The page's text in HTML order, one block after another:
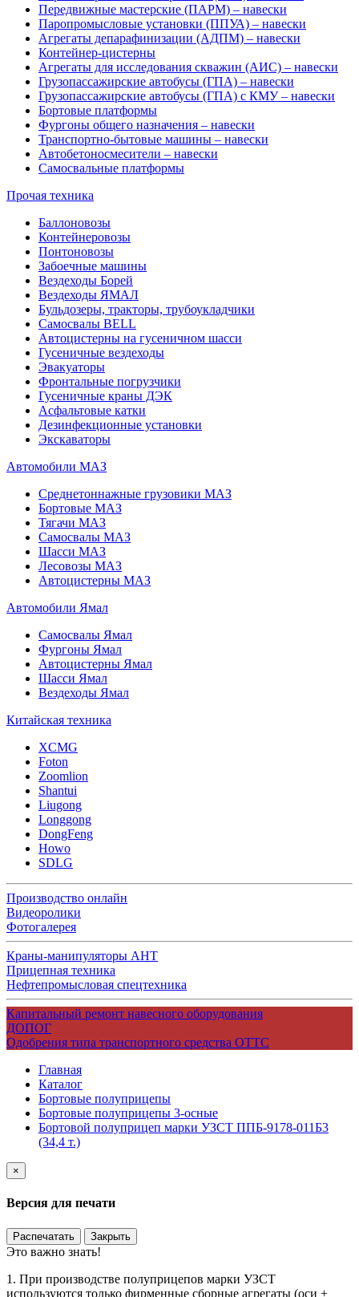
Передвижные мастерские (ПАРМ) – навески
Паропромысловые установки (ППУА) – навески
Агрегаты депарафинизации (АДПМ) – навески
Контейнер-цистерны
Агрегаты для исследования скважин (АИС) – навески
Грузопассажирские автобусы (ГПА) – навески
Грузопассажирские автобусы (ГПА) с КМУ – навески
Бортовые платформы
Фургоны общего назначения – навески
Транспортно-бытовые машины – навески
Автобетоносмесители – навески
Самосвальные платформы
Прочая техника
Баллоновозы
Контейнеровозы
Понтоновозы
Забоечные машины
Вездеходы Борей
Вездеходы ЯМАЛ
Бульдозеры, тракторы, трубоукладчики
Самосвалы BELL
Автоцистерны на гусеничном шасси
Гусеничные вездеходы
Эвакуаторы
Фронтальные погрузчики
Гусеничные краны ДЭК
Асфальтовые катки
Дезинфекционные установки
Экскаваторы
Автомобили МАЗ
Среднетоннажные грузовики МАЗ
Бортовые МАЗ
Тягачи МАЗ
Самосвалы МАЗ
Шасси МАЗ
Лесовозы МАЗ
Автоцистерны МАЗ
Автомобили Ямал
Самосвалы Ямал
Фургоны Ямал
Автоцистерны Ямал
Шасси Ямал
Вездеходы Ямал
Китайская техника
XCMG
Foton
Zoomlion
Shantui
Liugong
Longgong
DongFeng
Howo
SDLG
Производство онлайн
Видеоролики
Фотогалерея
Краны-манипуляторы АНТ
Прицепная техника
Нефтепромысловая спецтехника
Капитальный ремонт навесного оборудования
ДОПОГ
Одобрения типа транспортного средства ОТТС
Главная
Каталог
Бортовые полуприцепы
Бортовые полуприцепы 3-осные
Бортовой полуприцеп марки УЗСТ ППБ-9178-011Б3
(34,4 т.)
×
Версия для печати
Распечатать Закрыть
Это важно знать!
1. При производстве полуприцепов марки УЗСТ
используются только фирменные сборные агрегаты (оси +